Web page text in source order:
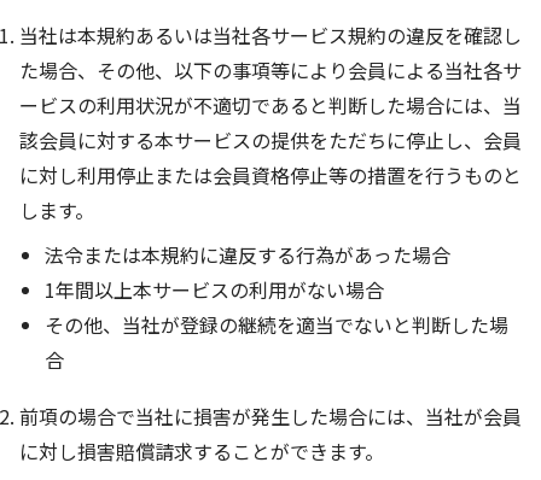
当社は本規約あるいは当社各サービス規約の違反を確認し
た場合、その他、以下の事項等により会員による当社各サ
ービスの利用状況が不適切であると判断した場合には、当
該会員に対する本サービスの提供をただちに停止し、会員
に対し利用停止または会員資格停止等の措置を行うものと
します。
法令または本規約に違反する行為があった場合
1年間以上本サービスの利用がない場合
その他、当社が登録の継続を適当でないと判断した場
合
前項の場合で当社に損害が発生した場合には、当社が会員
に対し損害賠償請求することができます。